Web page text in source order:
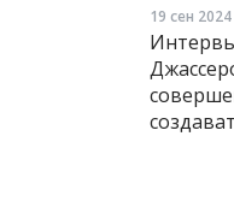
19 сен 2024